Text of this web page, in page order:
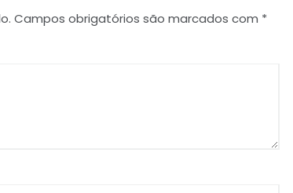
Campos obrigatórios são marcados com *